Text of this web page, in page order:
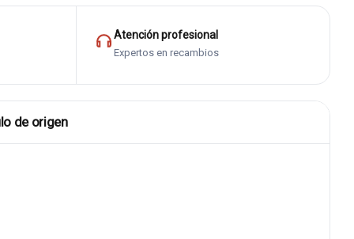
Atención profesional
Expertos en recambios
de origen